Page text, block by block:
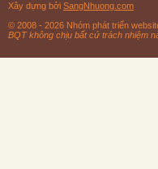
Xây dựng bởi SangNhuong.com
© 2008 - 2026 Nhóm phát triển
BQT không chịu bất cứ trách nhiệm